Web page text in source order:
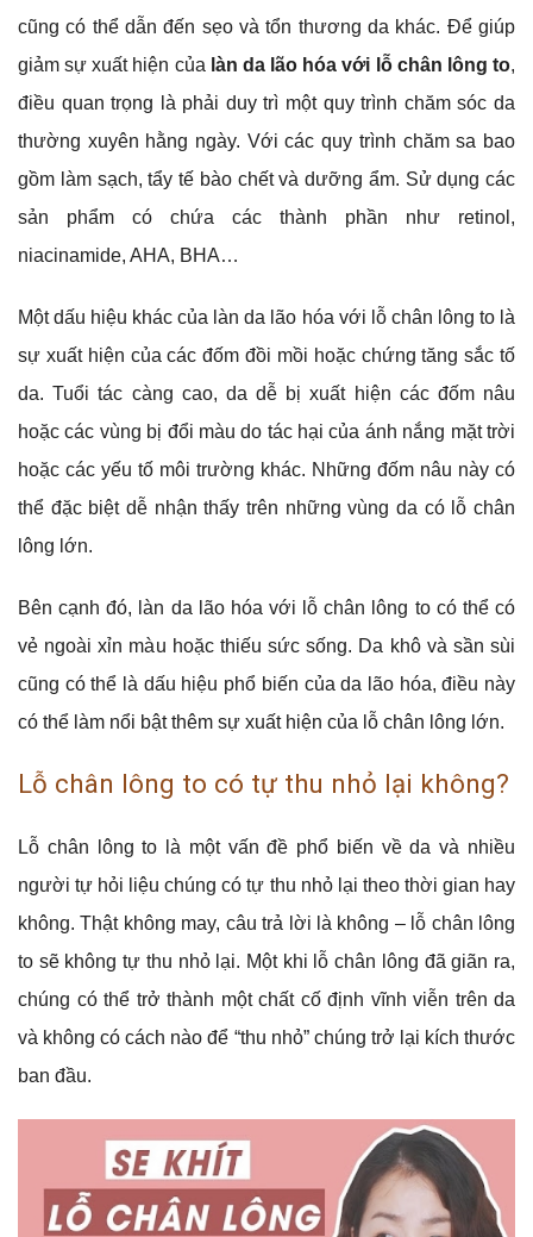
cũng có thể dẫn đến sẹo và tổn thương da khác. Để giúp
giảm sự xuất hiện của làn da lão hóa với lỗ chân lông to,
điều quan trọng là phải duy trì một quy trình chăm sóc da
thường xuyên hằng ngày. Với các quy trình chăm sa bao
gồm làm sạch, tẩy tế bào chết và dưỡng ẩm. Sử dụng các
sản phẩm có chứa các thành phần như retinol,
niacinamide, AHA, BHA…
Một dấu hiệu khác của làn da lão hóa với lỗ chân lông to là
sự xuất hiện của các đốm đồi mồi hoặc chứng tăng sắc tố
da. Tuổi tác càng cao, da dễ bị xuất hiện các đốm nâu
hoặc các vùng bị đổi màu do tác hại của ánh nắng mặt trời
hoặc các yếu tố môi trường khác. Những đốm nâu này có
thể đặc biệt dễ nhận thấy trên những vùng da có lỗ chân
lông lớn.
Bên cạnh đó, làn da lão hóa với lỗ chân lông to có thể có
vẻ ngoài xỉn màu hoặc thiếu sức sống. Da khô và sần sùi
cũng có thể là dấu hiệu phổ biến của da lão hóa, điều này
có thể làm nổi bật thêm sự xuất hiện của lỗ chân lông lớn.
Lỗ chân lông to có tự thu nhỏ lại không?
Lỗ chân lông to là một vấn đề phổ biến về da và nhiều
người tự hỏi liệu chúng có tự thu nhỏ lại theo thời gian hay
không. Thật không may, câu trả lời là không – lỗ chân lông
to sẽ không tự thu nhỏ lại. Một khi lỗ chân lông đã giãn ra,
chúng có thể trở thành một chất cố định vĩnh viễn trên da
và không có cách nào để “thu nhỏ” chúng trở lại kích thước
ban đầu.